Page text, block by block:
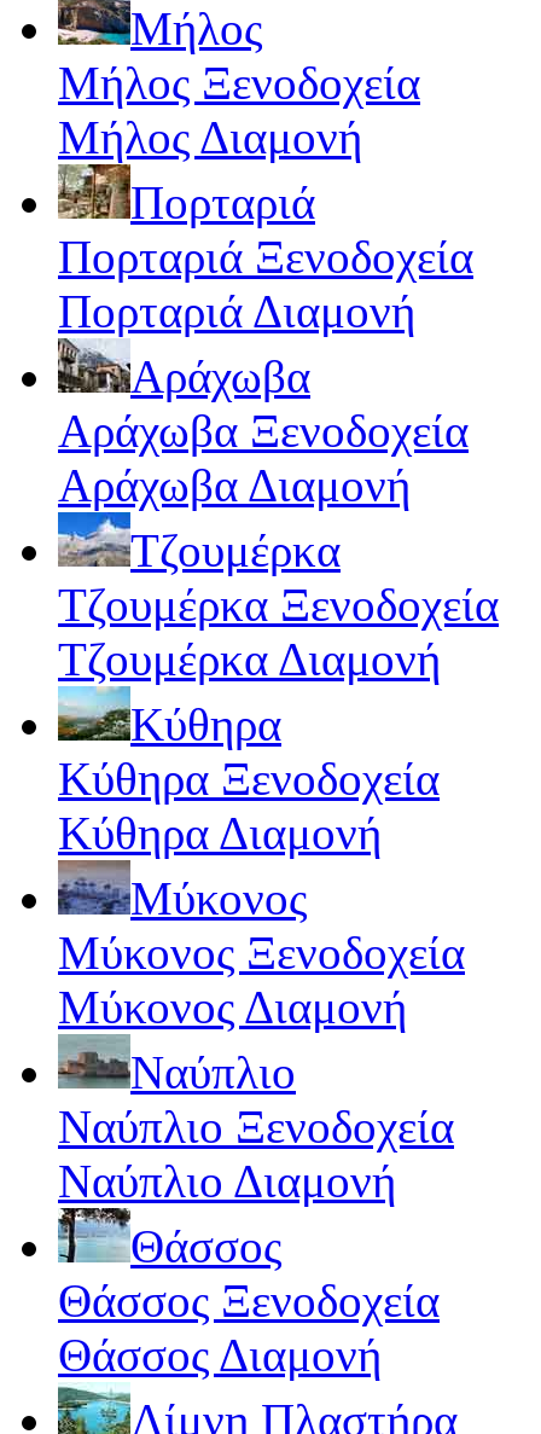
Μήλος
Μήλος Ξενοδοχεία
Μήλος Διαμονή
Πορταριά
Πορταριά Ξενοδοχεία
Πορταριά Διαμονή
Αράχωβα
Αράχωβα Ξενοδοχεία
Αράχωβα Διαμονή
Τζουμέρκα
Τζουμέρκα Ξενοδοχεία
Τζουμέρκα Διαμονή
Κύθηρα
Κύθηρα Ξενοδοχεία
Κύθηρα Διαμονή
Μύκονος
Μύκονος Ξενοδοχεία
Μύκονος Διαμονή
Ναύπλιο
Ναύπλιο Ξενοδοχεία
Ναύπλιο Διαμονή
Θάσσος
Θάσσος Ξενοδοχεία
Θάσσος Διαμονή
Λίμνη Πλαστήρα